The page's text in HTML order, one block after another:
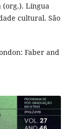
(org.). Língua
cultural. São
Faber and